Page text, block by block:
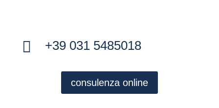
 +39 031 5485018
consulenza online